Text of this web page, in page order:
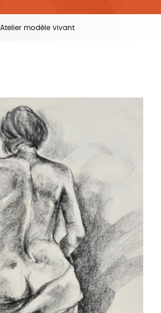
Atelier modèle vivant